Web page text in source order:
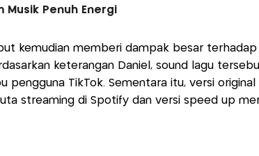
Musik Penuh Energi
kemudian memberi dampak besar terhadap
keterangan Daniel, sound lagu
pengguna TikTok. Sementara itu, versi original
streaming di Spotify dan versi speed up